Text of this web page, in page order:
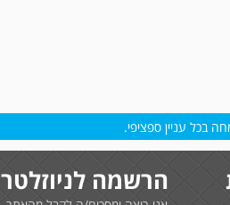
בכל עניין ספציפי.
הרשמה לניוזלטר